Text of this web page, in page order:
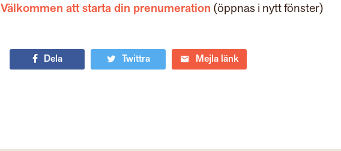
Välkommen att starta din prenumeration (öppnas i nytt fönster)
Dela Twittra Mejla länk